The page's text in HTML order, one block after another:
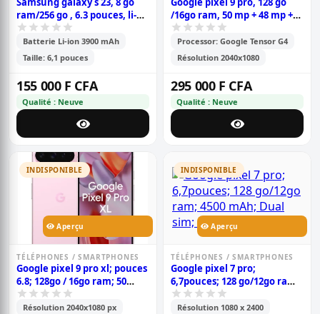
ram/256 go , 6.3 pouces, li-
ion 3900 mah, garantie 6
mois
Batterie Li-ion 3900 mAh
Taille: 6,1 pouces
155 000 F CFA
Qualité : Neuve
/16go ram, 50 mp + 48 mp +
48 mp / 42 mp, 6.3\'\' 4700
mah, garantie 6 mois
Processor: Google Tensor G4
Résolution 2040x1080
295 000 F CFA
Qualité : Neuve
INDISPONIBLE
Aperçu
TÉLÉPHONES / SMARTPHONES
Google pixel 9 pro xl; pouces
6.8; 128go / 16go ram; 50
mp+48 mp+48 mp / 42 mp; 5
060 mah; garantie 6 mois;
Résolution 2040x1080 px
INDISPONIBLE
Aperçu
TÉLÉPHONES / SMARTPHONES
Google pixel 7 pro;
6,7pouces; 128 go/12go ram;
4500 mah; dual sim;
garantie 6 mois;
Résolution 1080 x 2400